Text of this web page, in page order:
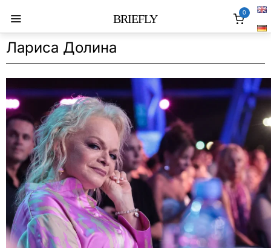
BRIEFLY 0
Лариса Долина